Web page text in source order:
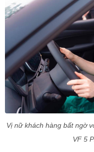
Vị nữ khách hàng bất ngờ
VF 5